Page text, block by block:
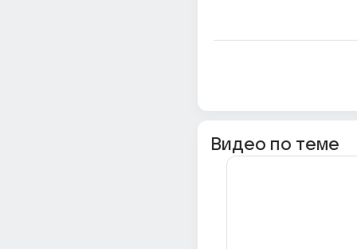
Видео по теме